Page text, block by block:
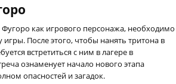
как игрового персонажа, необходимо
После этого, чтобы нанять тритона в
встретиться с ним в лагере в
ознаменует начало нового этапа
опасностей и загадок.